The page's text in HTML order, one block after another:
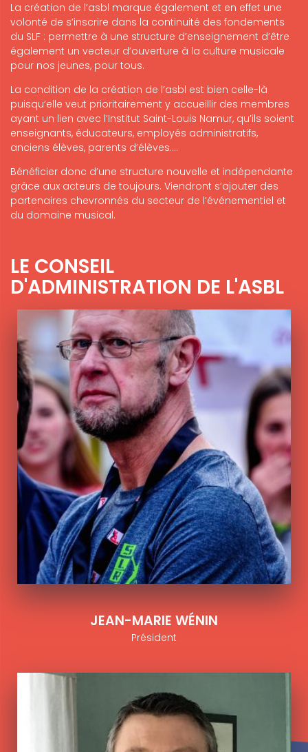
La création de l’asbl marque également et en effet une
volonté de s’inscrire dans la continuité des fondements
du SLF : permettre à une structure d’enseignement d’être
également un vecteur d’ouverture à la culture musicale
pour nos jeunes, pour tous.
La condition de la création de l’asbl est bien celle-là
puisqu’elle veut prioritairement y accueillir des membres
ayant un lien avec l’Institut Saint-Louis Namur, qu’ils soient
enseignants, éducateurs, employés administratifs,
anciens élèves, parents d’élèves….
Bénéficier donc d’une structure nouvelle et indépendante
grâce aux acteurs de toujours. Viendront s’ajouter des
partenaires chevronnés du secteur de l’événementiel et
du domaine musical.
LE CONSEIL
D'ADMINISTRATION DE L'ASBL
JEAN-MARIE WÉNIN
Président